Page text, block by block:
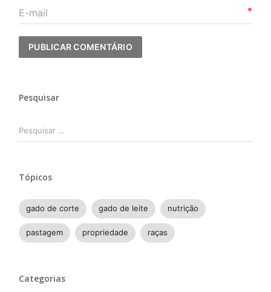
*
Pesquisar
por:
Tópicos
gado de corte gado de leite nutrição
pastagem propriedade raças
Categorias